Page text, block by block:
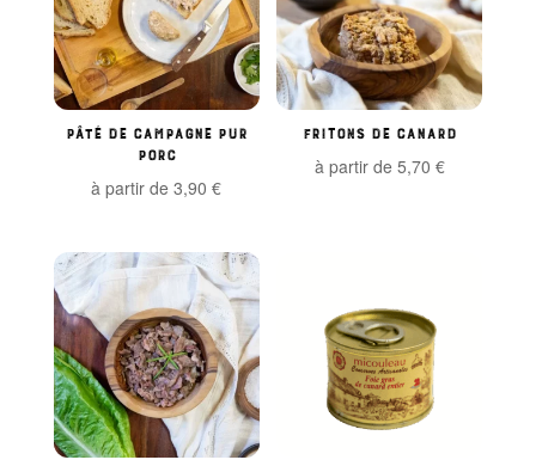
Pâté de Campagne pur
porc
à partir de3,90€
Fritons de Canard
à partir de 5,70 €